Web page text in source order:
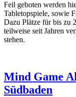
Feil geboten werden
Tabletopspiele, sowie
Dazu Plätze für bis zu
teilweise seit Jahren
stehen.
Mind Game
Südbaden